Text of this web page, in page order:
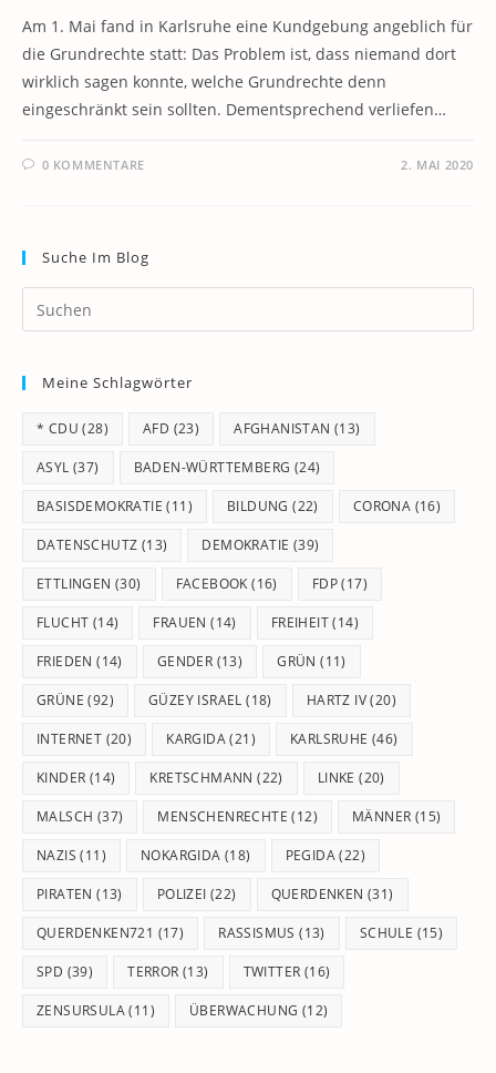
Am 1. Mai fand in Karlsruhe eine Kundgebung angeblich für
die Grundrechte statt: Das Problem ist, dass niemand dort
wirklich sagen konnte, welche Grundrechte denn
eingeschränkt sein sollten. Dementsprechend verliefen…
0 KOMMENTARE 2. MAI 2020
Suche Im Blog
Meine Schlagwörter
* CDU (28) AFD (23) AFGHANISTAN (13)
ASYL (37) BADEN-WÜRTTEMBERG (24)
BASISDEMOKRATIE (11) BILDUNG (22) CORONA (16)
DATENSCHUTZ (13) DEMOKRATIE (39)
ETTLINGEN (30) FACEBOOK (16) FDP(17)
FLUCHT (14) FRAUEN (14) FREIHEIT(14)
FRIEDEN (14) GENDER (13) GRÜN (11)
GRÜNE (92) GÜZEY ISRAEL (18) HARTZ IV(20)
INTERNET (20) KARGIDA(21) KARLSRUHE (46)
KINDER (14) KRETSCHMANN (22) LINKE (20)
MALSCH (37) MENSCHENRECHTE (12) MÄNNER (15)
NAZIS (11) NOKARGIDA (18) PEGIDA(22)
PIRATEN (13) POLIZEI (22) QUERDENKEN (31)
QUERDENKEN721 (17) RASSISMUS (13) SCHULE (15)
SPD (39) TERROR (13) TWITTER (16)
ZENSURSULA(11) ÜBERWACHUNG (12)